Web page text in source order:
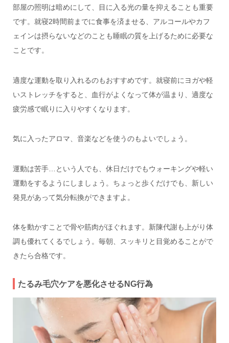
部屋の照明は暗めにして、目に入る光の量を抑えることも重要
です。就寝2時間前までに食事を済ませる、アルコールやカフ
ェインは摂らないなどのことも睡眠の質を上げるために必要な
ことです。
適度な運動を取り入れるのもおすすめです。就寝前にヨガや軽
いストレッチをすると、血行がよくなって体が温まり、適度な
疲労感で眠りに入りやすくなります。
気に入ったアロマ、音楽などを使うのもよいでしょう。
運動は苦手…という人でも、休日だけでもウォーキングや軽い
運動をするようにしましょう。ちょっと歩くだけでも、新しい
発見があって気分転換ができますよ。
体を動かすことで骨や筋肉がほぐれます。新陳代謝も上がり体
調も優れてくるでしょう。毎朝、スッキリと目覚めることがで
きたら合格です。
たるみ毛穴ケアを悪化させるNG行為